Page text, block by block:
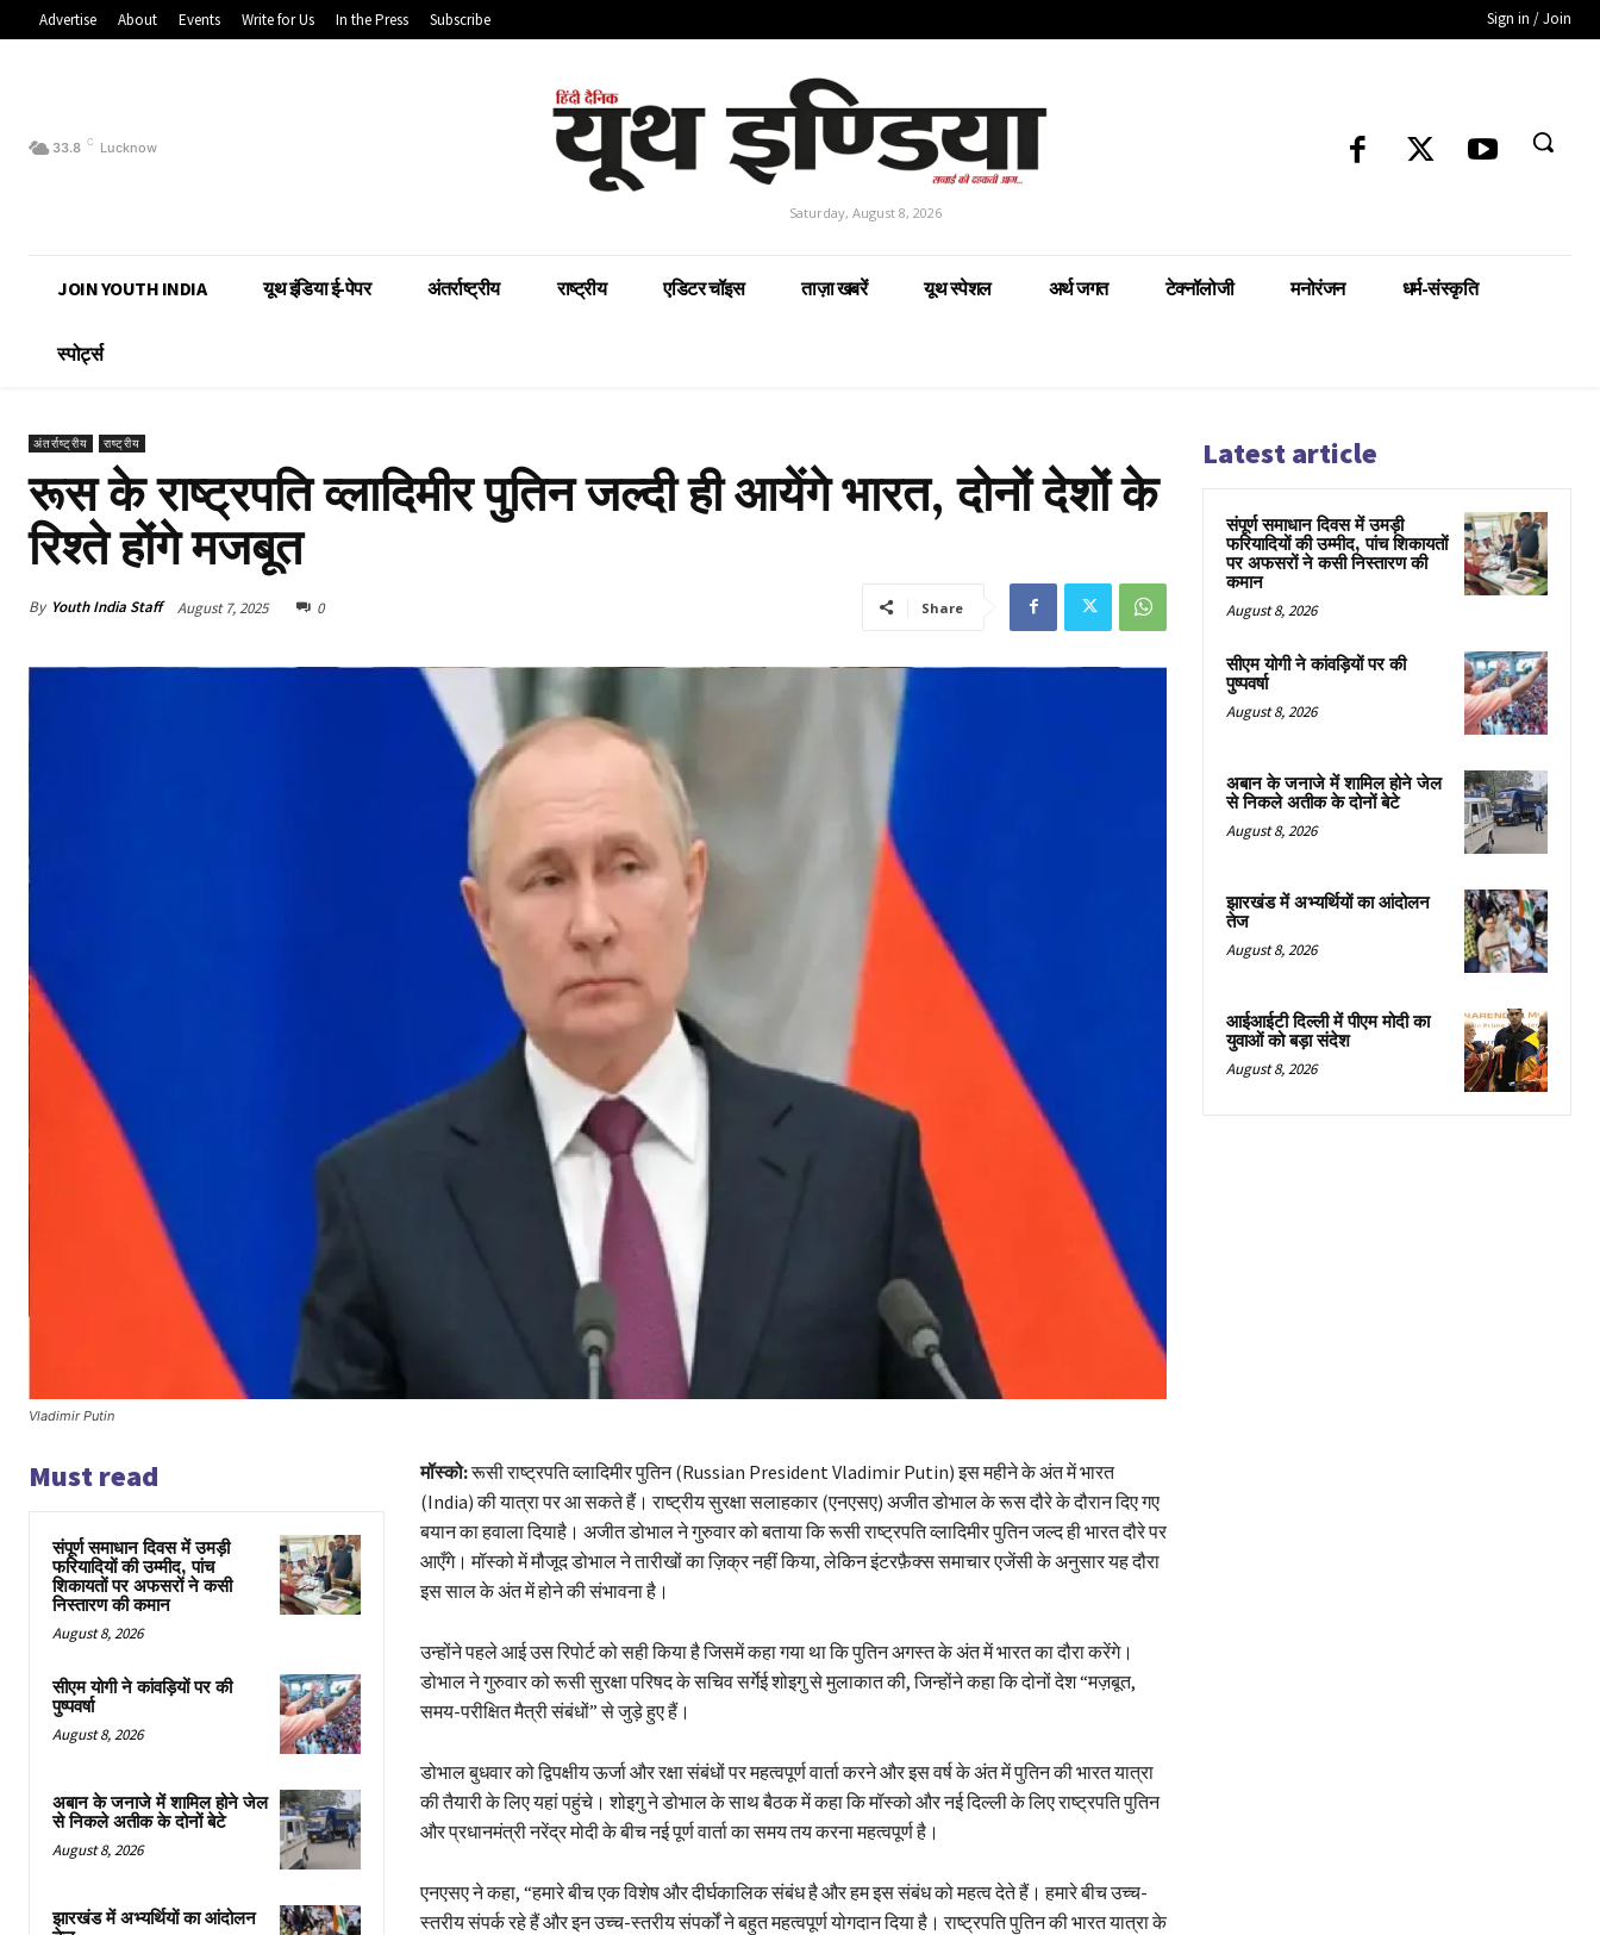
Advertise About Events Write for Us In the Press Subscribe Sign in / Join
33.8 C Lucknow
Saturday, August 8, 2026
JOIN YOUTH INDIA यूथ इंडिया ई-पेपर अंतर्राष्ट्रीय राष्ट्रीय एडिटर चॉइस ताज़ा खबरें यूथ स्पेशल अर्थ जगत टेक्नॉलोजी मनोरंजन धर्म-संस्कृति
स्पोर्ट्स
अंतर्राष्ट्रीय राष्ट्रीय
रूस के राष्ट्रपति व्लादिमीर पुतिन जल्दी ही आयेंगे भारत, दोनों देशों के
रिश्ते होंगे मजबूत
By Youth India Staff August 7, 2025 0 Share
Vladimir Putin
Must read
संपूर्ण समाधान दिवस में उमड़ी
फरियादियों की उम्मीद, पांच
शिकायतों पर अफसरों ने कसी
निस्तारण की कमान
August 8, 2026
सीएम योगी ने कांवड़ियों पर की
पुष्पवर्षा
August 8, 2026
अबान के जनाजे में शामिल होने जेल
से निकले अतीक के दोनों बेटे
August 8, 2026
झारखंड में अभ्यर्थियों का आंदोलन
मॉस्को:रूसी राष्ट्रपति व्लादिमीर पुतिन (Russian President Vladimir Putin) इस महीने के अंत में भारत
(India) की यात्रा पर आ सकते हैं। राष्ट्रीय सुरक्षा सलाहकार (एनएसए) अजीत डोभाल के रूस दौरे के दौरान दिए गए
बयान का हवाला दियाहै। अजीत डोभाल ने गुरुवार को बताया कि रूसी राष्ट्रपति व्लादिमीर पुतिन जल्द ही भारत दौरे पर
आएँगे। मॉस्को में मौजूद डोभाल ने तारीखों का ज़िक्र नहीं किया, लेकिन इंटरफ़ैक्स समाचार एजेंसी के अनुसार यह दौरा
इस साल के अंत में होने की संभावना है।
उन्होंने पहले आई उस रिपोर्ट को सही किया है जिसमें कहा गया था कि पुतिन अगस्त के अंत में भारत का दौरा करेंगे।
डोभाल ने गुरुवार को रूसी सुरक्षा परिषद के सचिव सर्गेई शोइगु से मुलाकात की, जिन्होंने कहा कि दोनों देश “मज़बूत,
समय-परीक्षित मैत्री संबंधों” से जुड़े हुए हैं।
डोभाल बुधवार को द्विपक्षीय ऊर्जा और रक्षा संबंधों पर महत्वपूर्ण वार्ता करने और इस वर्ष के अंत में पुतिन की भारत यात्रा
की तैयारी के लिए यहां पहुंचे। शोइगु ने डोभाल के साथ बैठक में कहा कि मॉस्को और नई दिल्ली के लिए राष्ट्रपति पुतिन
और प्रधानमंत्री नरेंद्र मोदी के बीच नई पूर्ण वार्ता का समय तय करना महत्वपूर्ण है।
एनएसए ने कहा, “हमारे बीच एक विशेष और दीर्घकालिक संबंध है और हम इस संबंध को महत्व देते हैं। हमारे बीच उच्च-
स्तरीय संपर्क रहे हैं और इन उच्च-स्तरीय संपर्कों ने बहुत महत्वपूर्ण योगदान दिया है। राष्ट्रपति पुतिन की भारत यात्रा के
Latest article
संपूर्ण समाधान दिवस में उमड़ी
फरियादियों की उम्मीद, पांच शिकायतों
पर अफसरों ने कसी निस्तारण की
कमान
August 8, 2026
सीएम योगी ने कांवड़ियों पर की
पुष्पवर्षा
August 8, 2026
अबान के जनाजे में शामिल होने जेल
से निकले अतीक के दोनों बेटे
August 8, 2026
झारखंड में अभ्यर्थियों का आंदोलन
तेज
August 8, 2026
आईआईटी दिल्ली में पीएम मोदी का
युवाओं को बड़ा संदेश
August 8, 2026